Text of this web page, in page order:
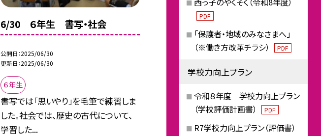
6/30 ６年生 書写・社会
公開日 2025/06/30
更新日 2025/06/30
６年生
書写では「思いやり」を毛筆で練習しま
した。社会では、歴史の古代について、
学習した...
PDF
「保護者・地域のみなさまへ」
（※働き方改革チラシ）
PDF
学校力向上プラン
令和８年度 学校力向上プラン
（学校評価計画書）
PDF
R7学校力向上プラン（評価書）